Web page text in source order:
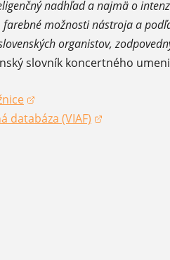
nadhľad a najmä o
možnosti nástroja a
organistov,
slovník koncertného
(VIAF)